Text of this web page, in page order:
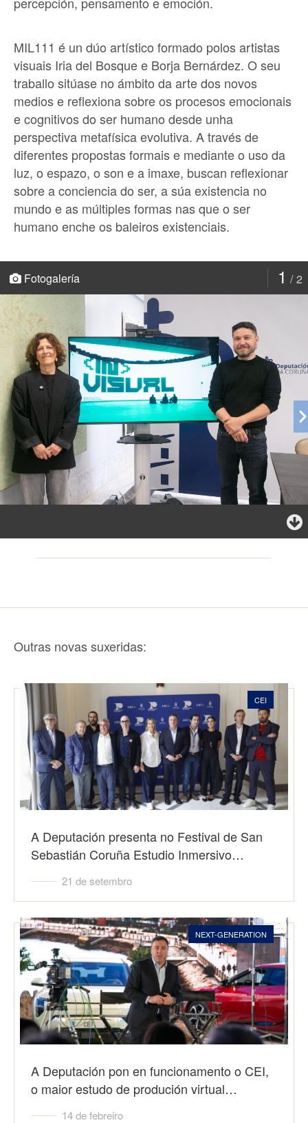
MIL111 é un dúo artístico formado polos artistas
visuais Iria del Bosque e Borja Bernárdez. O seu
traballo sitúase no ámbito da arte dos novos
medios e reflexiona sobre os procesos emocionais
e cognitivos do ser humano desde unha
perspectiva metafísica evolutiva. A través de
diferentes propostas formais e mediante o uso da
luz, o espazo, o son e a imaxe, buscan reflexionar
sobre a conciencia do ser, a súa existencia no
mundo e as múltiples formas nas que o ser
humano enche os baleiros existenciais.
1 2
Fotogalería
Outras novas suxeridas:
CEI
A Deputación presenta no Festival de San
Sebastián Coruña Estudio Inmersivo…
21 de setembro
NEXT-GENERATION
A Deputación pon en funcionamento o CEI,
o maior estudo de produción virtual…
14 de febreiro